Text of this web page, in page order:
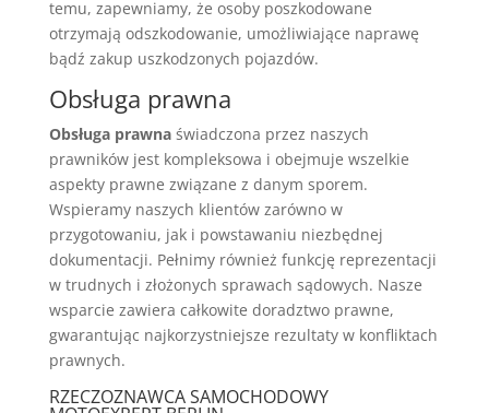
temu, zapewniamy, że osoby poszkodowane
otrzymają odszkodowanie, umożliwiające naprawę
bądź zakup uszkodzonych pojazdów.
Obsługa prawna
Obsługa prawnaświadczona przez naszych
prawników jest kompleksowa i obejmuje wszelkie
aspekty prawne związane z danym sporem.
Wspieramy naszych klientów zarówno w
przygotowaniu, jak i powstawaniu niezbędnej
dokumentacji. Pełnimy również funkcję reprezentacji
w trudnych i złożonych sprawach sądowych. Nasze
wsparcie zawiera całkowite doradztwo prawne,
gwarantując najkorzystniejsze rezultaty w konfliktach
prawnych.
RZECZOZNAWCA SAMOCHODOWY